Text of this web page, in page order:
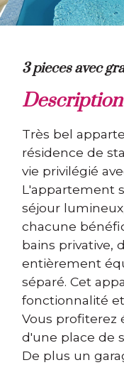
3 pieces avec
Très bel
résidence de
vie privilégié
L'appartement
séjour
chacune
bains privative,
entièrement
séparé. Cet
fonctionnalité
Vous profiterez
d'une place de
De plus un